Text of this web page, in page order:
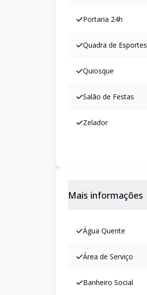
Portaria 24h
Quadra de Esportes
Quiosque
Salão de Festas
Zelador
Mais informações
Água Quente
Área de Serviço
Banheiro Social